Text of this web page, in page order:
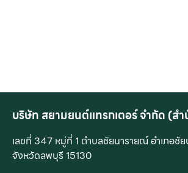
บริษัท สยามยนต์แทรกเตอร์ จำกัด (ส
เลขที่ 347 หมู่ที่ 1 ตำบลชัยนารายณ์ อำเภอชัย
จังหวัดลพบุรี 15130